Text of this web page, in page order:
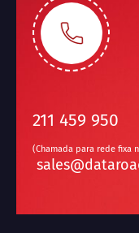
211 459 950
(Chamada para rede fixa